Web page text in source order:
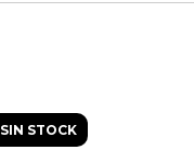
SIN STOCK